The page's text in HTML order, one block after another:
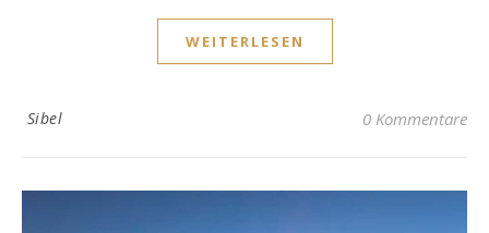
WEITERLESEN
Sibel 0 Kommentare